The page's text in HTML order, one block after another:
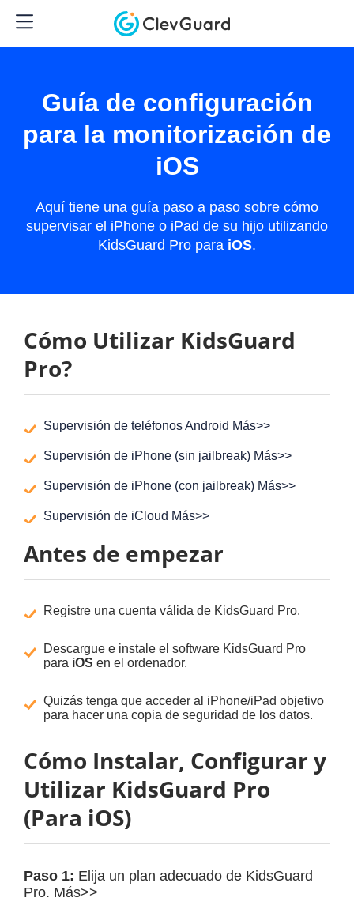
Guía de configuración
para la monitorización de
iOS
Aquí tiene una guía paso a paso sobre cómo
supervisar el iPhone o iPad de su hijo utilizando
KidsGuard Pro para iOS.
Cómo Utilizar KidsGuard
Pro?
Supervisión de teléfonos Android Más>>
Supervisión de iPhone (sin jailbreak) Más>>
Supervisión de iPhone (con jailbreak) Más>>
Supervisión de iCloud Más>>
Antes de empezar
Registre una cuenta válida de KidsGuard Pro.
Descargue e instale el software KidsGuard Pro
para iOS en el ordenador.
Quizás tenga que acceder al iPhone/iPad objetivo
para hacer una copia de seguridad de los datos.
Cómo Instalar, Configurar y
Utilizar KidsGuard Pro
(Para iOS)
Paso 1: Elija un plan adecuado de KidsGuard
Pro. Más>>